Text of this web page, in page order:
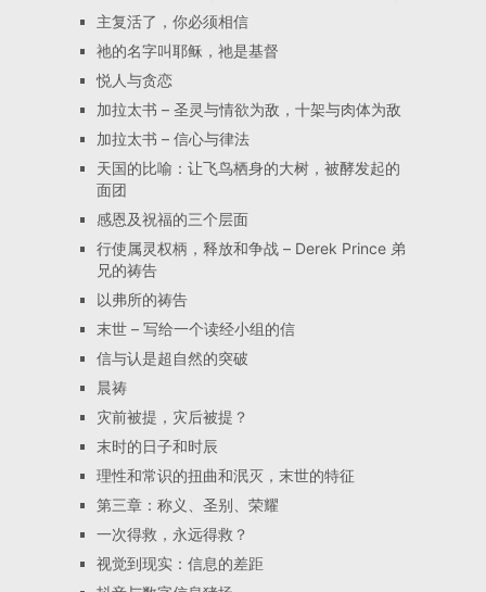
主复活了，你必须相信
祂的名字叫耶稣，祂是基督
悦人与贪恋
加拉太书 – 圣灵与情欲为敌，十架与肉体为敌
加拉太书 – 信心与律法
天国的比喻：让飞鸟栖身的大树，被酵发起的
面团
感恩及祝福的三个层面
行使属灵权柄，释放和争战 – Derek Prince 弟
兄的祷告
以弗所的祷告
末世 – 写给一个读经小组的信
信与认是超自然的突破
晨祷
灾前被提，灾后被提？
末时的日子和时辰
理性和常识的扭曲和泯灭，末世的特征
第三章：称义、圣别、荣耀
一次得救，永远得救？
视觉到现实：信息的差距